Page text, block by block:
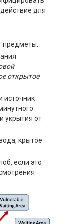
для
предметы.
открытое
источник
укрытия от
крытое
если это